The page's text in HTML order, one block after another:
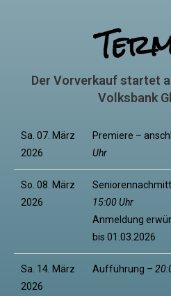
Der Vorverkauf startet
Volksbank
Sa. 07. März
2026
Premiere –
Uhr
So. 08. März
2026
15:00 Uhr
Anmeldung
bis 01.03.2026
Sa. 14. März
2026
Aufführung –